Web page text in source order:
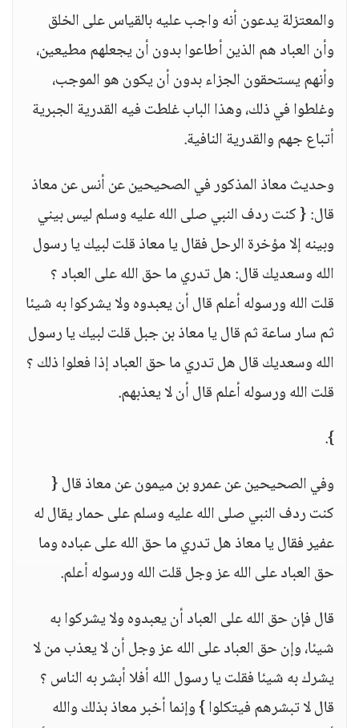
والمعتزلة يدعون أنه واجب عليه بالقياس على الخلق
وأن العباد هم الذين أطاعوا بدون أن يجعلهم مطيعين،
وأنهم يستحقون الجزاء بدون أن يكون هو الموجب،
وغلطوا في ذلك، وهذا الباب غلطت فيه القدرية الجبرية
أتباع جهم والقدرية النافية.
وحديث معاذ المذكور في الصحيحين عن أنس عن معاذ
قال: { كنت ردف النبي صلى الله عليه وسلم ليس بيني
وبينه إلا مؤخرة الرحل فقال يا معاذ قلت لبيك يا رسول
الله وسعديك قال: هل تدري ما حق الله على العباد ؟
قلت الله ورسوله أعلم قال أن يعبدوه ولا يشركوا به شيئا
ثم سار ساعة ثم قال يا معاذ بن جبل قلت لبيك يا رسول
الله وسعديك قال هل تدري ما حق العباد إذا فعلوا ذلك ؟
قلت الله ورسوله أعلم قال أن لا يعذبهم.
}.
وفي الصحيحين عن عمرو بن ميمون عن معاذ قال {
كنت ردف النبي صلى الله عليه وسلم على حمار يقال له
عفير فقال يا معاذ هل تدري ما حق الله على عباده وما
حق العباد على الله عز وجل قلت الله ورسوله أعلم.
قال فإن حق الله على العباد أن يعبدوه ولا يشركوا به
شيئا، وإن حق العباد على الله عز وجل أن لا يعذب من لا
يشرك به شيئا فقلت يا رسول الله أفلا أبشر به الناس ؟
قال لا تبشرهم فيتكلوا } وإنما أخبر معاذ بذلك والله